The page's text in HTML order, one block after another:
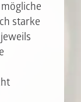
starke